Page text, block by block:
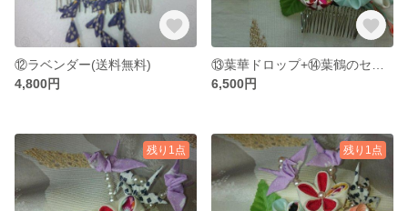
⑫ラベンダー(送料無料)
4,800円
6,500円
残り1点 残り1点